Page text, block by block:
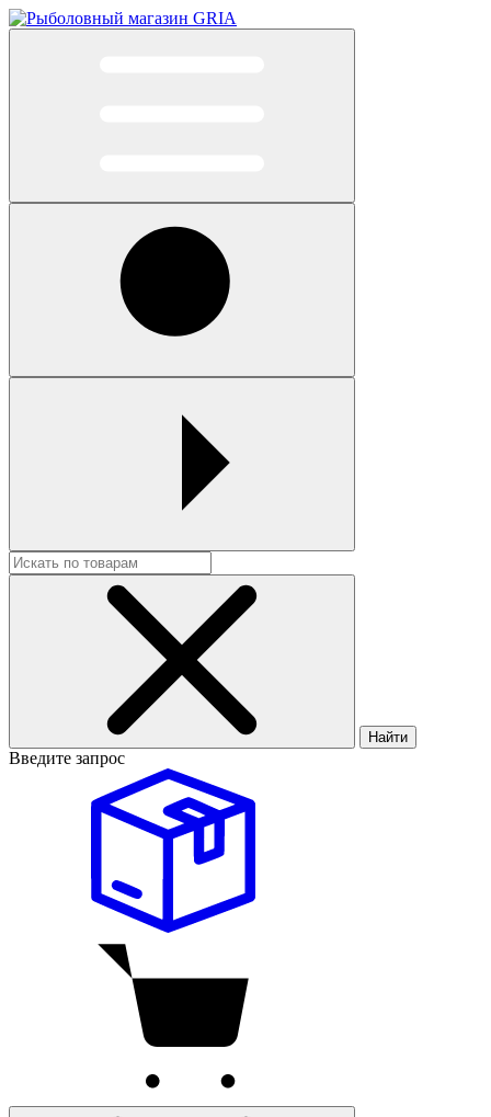
Найти
Введите запрос